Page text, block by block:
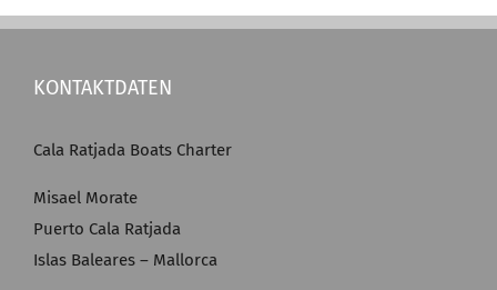
KONTAKTDATEN
Cala Ratjada Boats Charter
Misael Morate
Puerto Cala Ratjada
Islas Baleares – Mallorca